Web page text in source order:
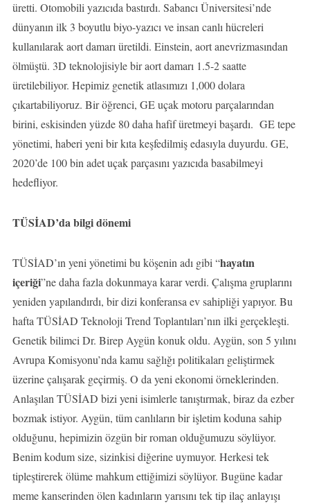
üretti. Otomobili yazıcıda bastırdı. Sabancı Üniversitesi’nde
dünyanın ilk 3 boyutlu biyo-yazıcı ve insan canlı hücreleri
kullanılarak aort damarı üretildi. Einstein, aort anevrizmasından
ölmüştü. 3D teknolojisiyle bir aort damarı 1.5-2 saatte
üretilebiliyor. Hepimiz genetik atlasımızı 1,000 dolara
çıkartabiliyoruz. Bir öğrenci, GE uçak motoru parçalarından
birini, eskisinden yüzde 80 daha hafif üretmeyi başardı. GE tepe
yönetimi, haberi yeni bir kıta keşfedilmiş edasıyla duyurdu. GE,
2020’de 100 bin adet uçak parçasını yazıcıda basabilmeyi
hedefliyor.
TÜSİAD’da bilgi dönemi
TÜSİAD’ın yeni yönetimi bu köşenin adı gibi “hayatın
içeriği”ne daha fazla dokunmaya karar verdi. Çalışma gruplarını
yeniden yapılandırdı, bir dizi konferansa ev sahipliği yapıyor. Bu
hafta TÜSİAD Teknoloji Trend Toplantıları’nın ilki gerçekleşti.
Genetik bilimci Dr. Birep Aygün konuk oldu. Aygün, son 5 yılını
Avrupa Komisyonu’nda kamu sağlığı politikaları geliştirmek
üzerine çalışarak geçirmiş. O da yeni ekonomi örneklerinden.
Anlaşılan TÜSİAD bizi yeni isimlerle tanıştırmak, biraz da ezber
bozmak istiyor. Aygün, tüm canlıların bir işletim koduna sahip
olduğunu, hepimizin özgün bir roman olduğumuzu söylüyor.
Benim kodum size, sizinkisi diğerine uymuyor. Herkesi tek
tipleştirerek ölüme mahkum ettiğimizi söylüyor. Bugüne kadar
meme kanserinden ölen kadınların yarısını tek tip ilaç anlayışı